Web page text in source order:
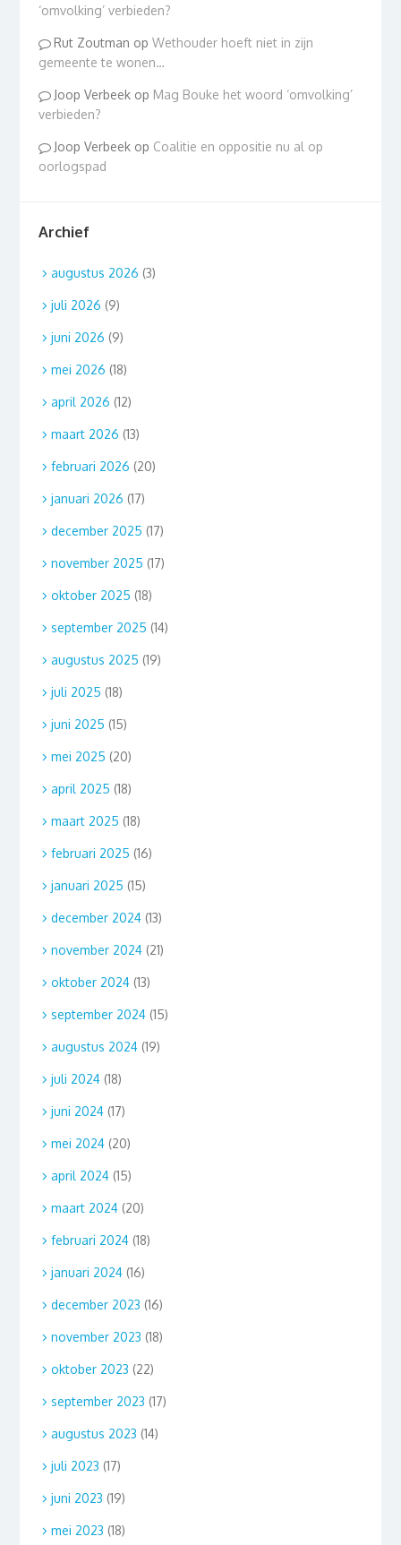
‘omvolking’ verbieden?
Rut Zoutman opWethouder hoeft niet in zijn
gemeente te wonen…
Joop Verbeek op Mag Bouke het woord ‘omvolking’
verbieden?
Joop Verbeek op Coalitie en oppositie nu al op
oorlogspad
Archief
augustus 2026 (3)
juli 2026 (9)
juni 2026 (9)
mei 2026 (18)
april 2026 (12)
maart 2026 (13)
februari 2026 (20)
januari 2026 (17)
december 2025 (17)
november 2025 (17)
oktober 2025 (18)
september 2025 (14)
augustus 2025 (19)
juli 2025 (18)
juni 2025 (15)
mei 2025 (20)
april 2025 (18)
maart 2025 (18)
februari 2025 (16)
januari 2025 (15)
december 2024(13)
november 2024(21)
oktober 2024(13)
september 2024(15)
augustus 2024(19)
juli 2024(18)
juni 2024(17)
mei 2024(20)
april 2024(15)
maart 2024(20)
februari 2024(18)
januari 2024(16)
december 2023 (16)
november 2023 (18)
oktober 2023 (22)
september 2023 (17)
augustus 2023 (14)
juli 2023 (17)
juni 2023 (19)
mei 2023 (18)